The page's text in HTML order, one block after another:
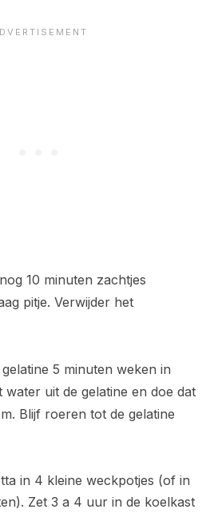
10 minuten zachtjes
pitje. Verwijder het
5 minuten weken in
water uit de gelatine en doe dat
Blijf roeren tot de gelatine
in 4 kleine weckpotjes (of in
Zet 3 a 4 uur in de koelkast